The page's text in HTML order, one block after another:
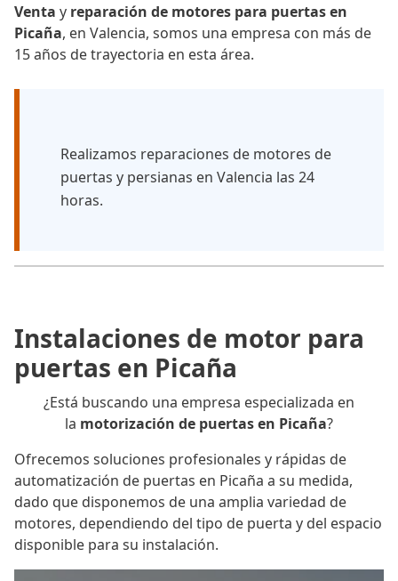
Venta y reparación de motores para puertas en
Picaña, en Valencia, somos una empresa con más de
15 años de trayectoria en esta área.
Realizamos reparaciones de motores de
puertas y persianas en Valencia las 24
horas.
Instalaciones de motor para
puertas en Picaña
¿Está buscando una empresa especializada en
la motorización de puertas en Picaña?
Ofrecemos soluciones profesionales y rápidas de
automatización de puertas en Picaña a su medida,
dado que disponemos de una amplia variedad de
motores, dependiendo del tipo de puerta y del espacio
disponible para su instalación.